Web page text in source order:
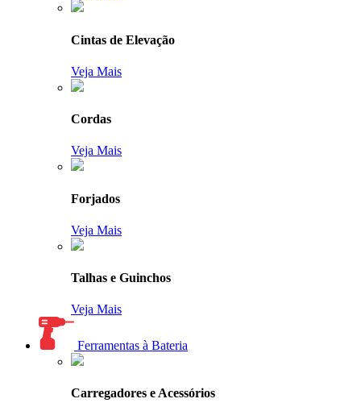
Cintas de Elevação
Veja Mais
Cordas
Veja Mais
Forjados
Veja Mais
Talhas e Guinchos
Veja Mais
Ferramentas à Bateria
Carregadores e Acessórios